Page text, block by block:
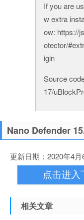
If you are
w extra
ow: https://
otector/
igin
Source
17/
Nano Defender
更新日期：2020年4月
点击进入
相关文章